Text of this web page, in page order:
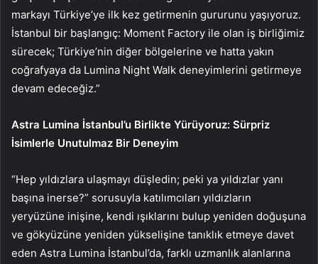
markayı Türkiye’ye ilk kez getirmenin gururunu yaşıyoruz.
İstanbul bir başlangıç: Moment Factory ile olan iş birliğimiz
sürecek; Türkiye’nin diğer bölgelerine ve hatta yakın
coğrafyaya da Lumina Night Walk deneyimlerini getirmeye
devam edeceğiz.”
Astra Lumina İstanbul’u Birlikte Yürüyoruz: Sürpriz
İsimlerle Unutulmaz Bir Deneyim
“Hep yıldızlara ulaşmayı düşledin; peki ya yıldızlar yanı
başına inerse?” sorusuyla katılımcıları yıldızların
yeryüzüne inişine, kendi ışıklarını bulup yeniden doğuşuna
ve gökyüzüne yeniden yükselişine tanıklık etmeye davet
eden Astra Lumina İstanbul’da, farklı uzmanlık alanlarına